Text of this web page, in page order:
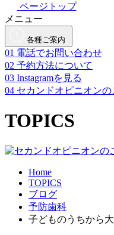
ページトップ
メニュー
各種ご案内
01 電話でお問い合わせ
02 予約方法について
03 Instagramを見る
04 セカンドオピニオンの
TOPICS
Home
TOPICS
ブログ
予防歯科
子どものうちから